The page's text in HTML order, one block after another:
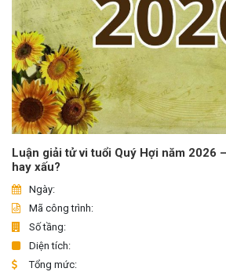
Luận giải tử vi tuổi Quý Hợi năm 2026
hay xấu?
Ngày:
Mã công trình:
Số tầng:
Diện tích:
Tổng mức: